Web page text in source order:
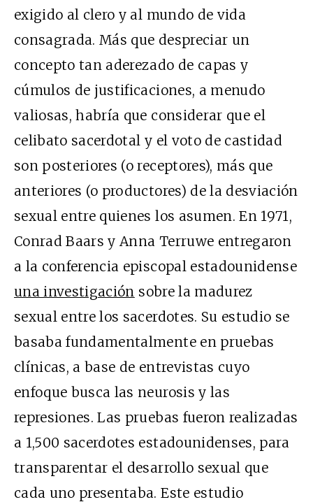
exigido al clero y al mundo de vida
consagrada. Más que despreciar un
concepto tan aderezado de capas y
cúmulos de justificaciones, a menudo
valiosas, habría que considerar que el
celibato sacerdotal y el voto de castidad
son posteriores (o receptores), más que
anteriores (o productores) de la desviación
sexual entre quienes los asumen.En 1971,
Conrad Baars y Anna Terruwe entregaron
a la conferencia episcopal estadounidense
una investigación sobre la madurez
sexual entre los sacerdotes. Su estudio se
basaba fundamentalmente en pruebas
clínicas, a base de entrevistas cuyo
enfoque busca las neurosis y las
represiones. Las pruebas fueron realizadas
a 1,500 sacerdotes estadounidenses, para
transparentar el desarrollo sexual que
cada uno presentaba. Este estudio